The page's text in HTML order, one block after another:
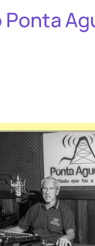
Ponta